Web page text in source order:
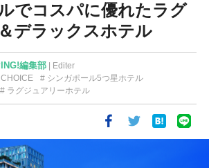
でコスパに優れたラグ
デラックスホテル
編集部| Editer
シンガポール5つ星ホテル
ラグジュアリーホテル